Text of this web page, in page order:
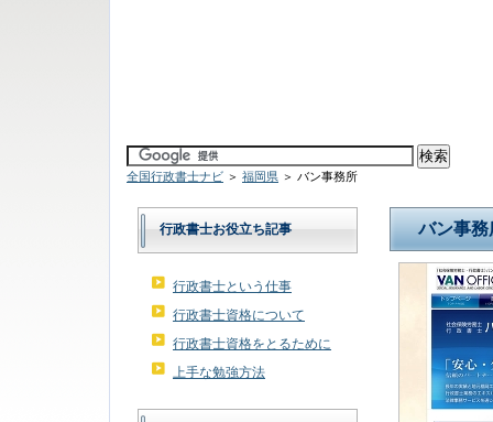
全国行政書士ナビ ＞ 福岡県 ＞ バン事務所
バン事務
行政書士お役立ち記事
行政書士という仕事
行政書士資格について
行政書士資格をとるために
上手な勉強方法